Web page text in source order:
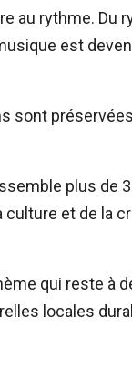
au rythme. Du
est
sont
plus de
et de la
qui reste à
locales